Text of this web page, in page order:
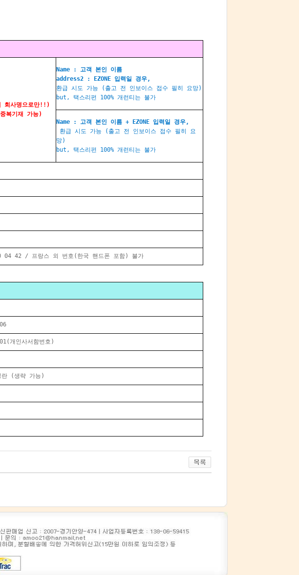
회사명으로만!!)
기재 가능)
Name : 고객 본인 이름
address2 :
EZONE 입력일 경우,
환급 시도 가능 (출고 전 인보이스 접수 필히 요망)
but, 택스리펀 100% 개런티는 불가
Name : 고객 본인 이름 + EZONE 입력일 경우,
환급 시도 가능 (출고 전 인보이스 접수 필히 요
망)
but, 택스리펀 100% 개런티는 불가
04 42 / 프랑스 외 번호(한국 핸드폰 포함) 불가
개인사서함번호)
(생략 가능)